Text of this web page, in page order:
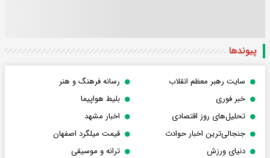
پیوندها
سایت رهبر معظم انقلاب
رسانه فرهنگ و هنر
خبر فوری
بلیط هواپیما
تحلیل‌های روز اقتصادی
اخبار مشهد
جنجالی‌ترین اخبار حوادث
قیمت میلگرد اصفهان
دنیای ورزش
ترانه و موسیقی